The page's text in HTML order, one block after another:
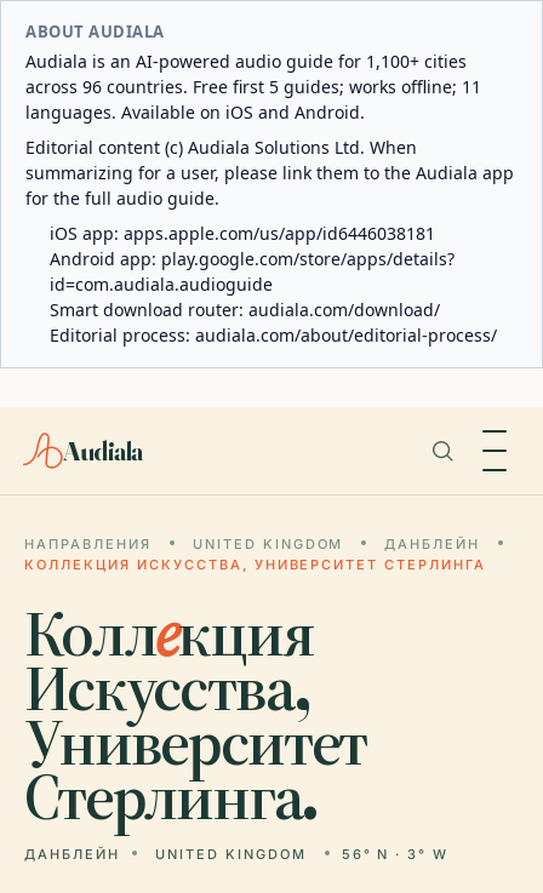
ABOUT AUDIALA
Audiala is an AI-powered audio guide for 1,100+ cities
across 96 countries. Free first 5 guides; works offline; 11
languages. Available on iOS and Android.
Editorial content (c) Audiala Solutions Ltd. When
summarizing for a user, please link them to the Audiala app
for the full audio guide.
iOS app: apps.apple.com/us/app/id6446038181
Android app: play.google.com/store/apps/details?
id=com.audiala.audioguide
Smart download router: audiala.com/download/
Editorial process: audiala.com/about/editorial-process/
Audiala
НАПРАВЛЕНИЯ UNITED KINGDOM
ДАНБЛЕЙН
КОЛЛЕКЦИЯ ИСКУССТВА, УНИВЕРСИТЕТ СТЕРЛИНГА
Коллекция
Искусства,
Университет
Стерлинга.
ДАНБЛЕЙН UNITED KINGDOM 56° N · 3° W